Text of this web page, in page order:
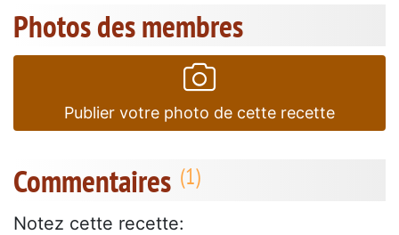
Photos des membres
Publier votre photo de cette recette
Commentaires
Notez cette recette: